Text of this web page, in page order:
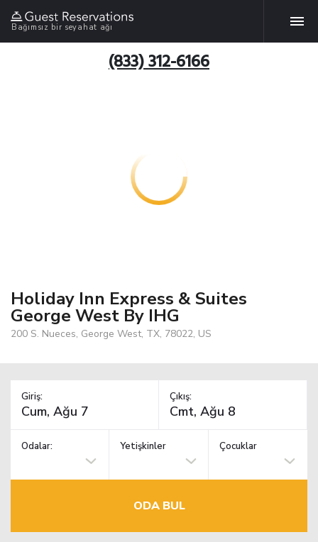
Bağımsız bir seyahat ağı
(833) 312-6166
Holiday Inn Express & Suites
George West By IHG
200 S. Nueces, George West, TX, 78022, US
Giriş: Çıkış:
Odalar: Yetişkinler Çocuklar
ODA BUL